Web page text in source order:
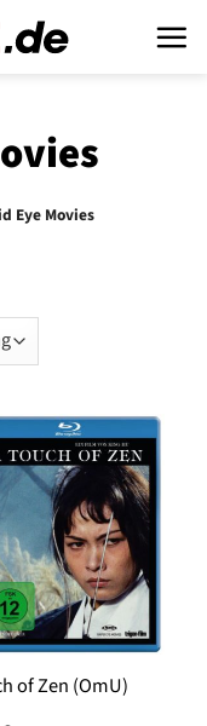
Eye Movies
of Zen (OmU)